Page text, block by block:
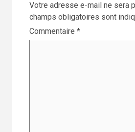
Votre adresse e-mail ne sera
champs obligatoires sont
Commentaire *